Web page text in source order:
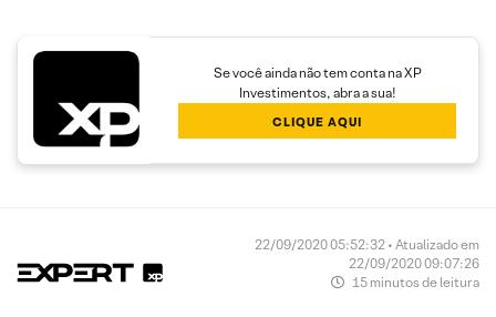
Se você ainda não tem conta na XP
Investimentos, abra a sua!
CLIQUE AQUI
22/09/2020 05:52:32 • Atualizado em
22/09/2020 09:07:26
15 minutos de leitura